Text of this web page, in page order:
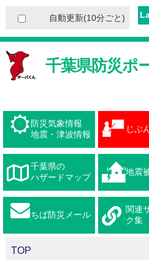
自動更新(10分ごと)
千葉県防災ポ
防災気象情報
地震・津波情報
じぶ
千葉県の
ハザードマップ
地震
ちば防災メール
関連
ク集
TOP